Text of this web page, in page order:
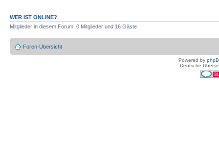
WER IST ONLINE?
Mitglieder in diesem Forum: 0 Mitglieder und 16 Gäste
Foren-Übersicht
Powered by
Deutsche